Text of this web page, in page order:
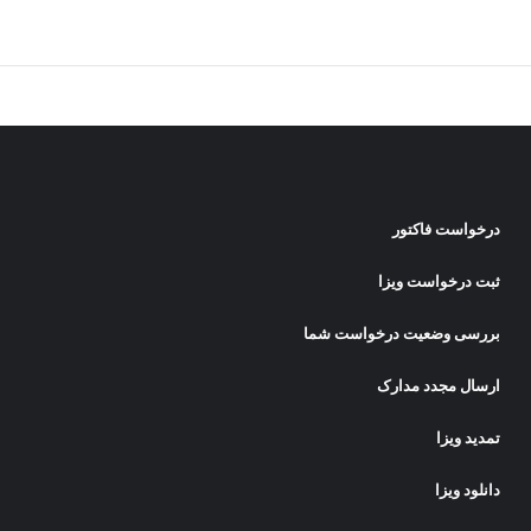
درخواست فاکتور
ثبت درخواست ویزا
بررسی وضعیت درخواست شما
ارسال مجدد مدارک
تمدید ویزا
دانلود ویزا